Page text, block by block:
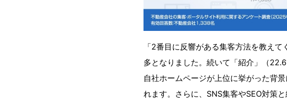
「2番目に反響がある集客方法を教え
多となりました。続いて「紹介」（
自社ホームページが上位に挙がった背
れます。さらに、SNS集客やSEO対策